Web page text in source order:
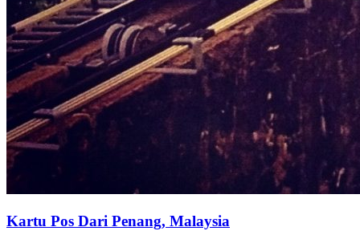
Kartu Pos Dari Penang, Malaysia